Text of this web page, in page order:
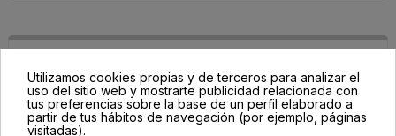
Utilizamos cookies propias y de terceros para analizar el
uso del sitio web y mostrarte publicidad relacionada con
tus preferencias sobre la base de un perfil elaborado a
partir de tus hábitos de navegación (por ejemplo, páginas
visitadas).